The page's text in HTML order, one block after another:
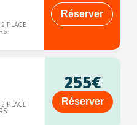
2 PLACE
Réserver
2 PLACE
255€
Réserver